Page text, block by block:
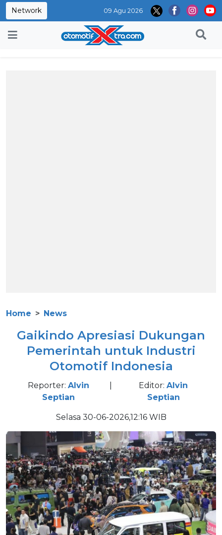
Network 09 Agu 2026
Home News
Gaikindo Apresiasi Dukungan
Pemerintah untuk Industri
Otomotif Indonesia
Reporter: Alvin
Septian
Editor:Alvin
Septian
Selasa 30-06-2026,12:16 WIB